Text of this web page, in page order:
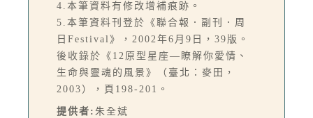
4.本筆資料有修改增補痕跡。
5.本筆資料刊登於《聯合報．副刊．周
日Festival》，2002年6月9日，39版。
後收錄於《12原型星座—瞭解你愛情、
生命與靈魂的風景》（臺北：麥田，
2003），頁198-201。
提供者: 朱全斌